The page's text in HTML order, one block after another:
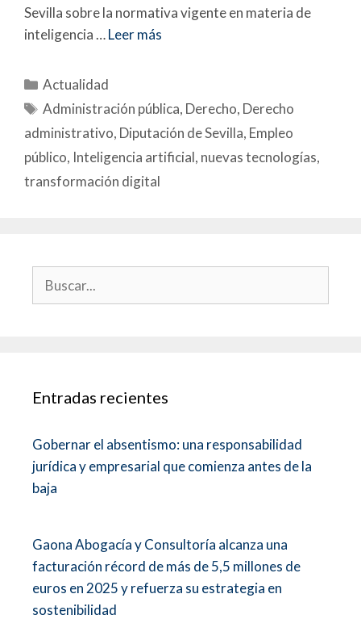
Sevilla sobre la normativa vigente en materia de
inteligencia …Leer más
Actualidad
Administración pública, Derecho, Derecho
administrativo, Diputación de Sevilla, Empleo
público, Inteligencia artificial, nuevas tecnologías,
transformación digital
Entradas recientes
Gobernar el absentismo: una responsabilidad
jurídica y empresarial que comienza antes de la
baja
Gaona Abogacía y Consultoría alcanza una
facturación récord de más de 5,5 millones de
euros en 2025 y refuerza su estrategia en
sostenibilidad